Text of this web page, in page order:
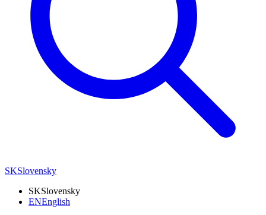
SKSlovensky
SKSlovensky
ENEnglish